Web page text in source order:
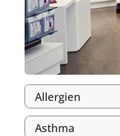
Allergien
Asthma